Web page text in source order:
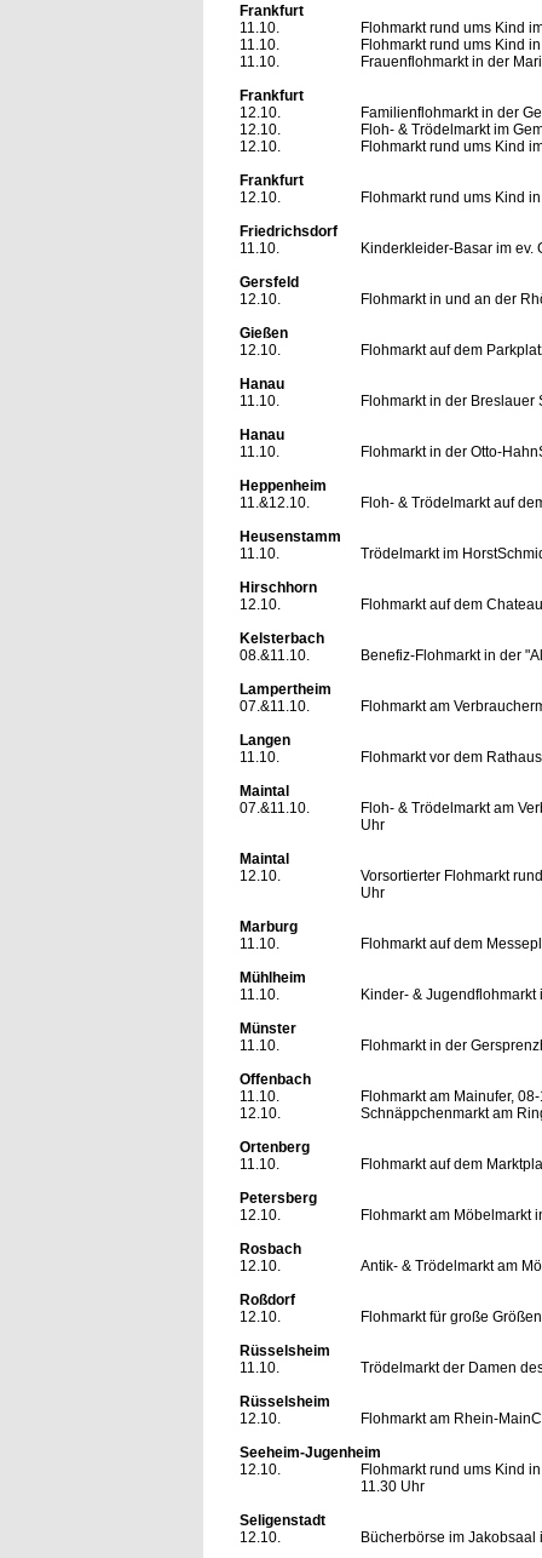
Frankfurt
11.10.
Flohmarkt rund ums Kind
11.10.
Flohmarkt rund ums Kind
11.10.
Frauenflohmarkt in der
Frankfurt
12.10.
Familienflohmarkt in der
12.10.
Floh- & Trödelmarkt im
12.10.
Flohmarkt rund ums Kind
Frankfurt
12.10.
Flohmarkt rund ums Kind
Friedrichsdorf
11.10.
Kinderkleider-Basar im ev.
Gersfeld
12.10.
Flohmarkt in und an der
Gießen
12.10.
Flohmarkt auf dem
Hanau
11.10.
Flohmarkt in der Breslauer
Hanau
11.10.
Flohmarkt in der Otto-
Heppenheim
11.&12.10.
Floh- & Trödelmarkt auf
Heusenstamm
11.10.
Trödelmarkt im
Hirschhorn
12.10.
Flohmarkt auf dem
Kelsterbach
08.&11.10.
Benefiz-Flohmarkt in der
Lampertheim
07.&11.10.
Flohmarkt am
Langen
11.10.
Flohmarkt vor dem
Maintal
07.&11.10.
Floh- & Trödelmarkt am
Uhr
Maintal
12.10.
Vorsortierter Flohmarkt
Uhr
Marburg
11.10.
Flohmarkt auf dem
Mühlheim
11.10.
Kinder- &
Münster
11.10.
Flohmarkt in der
Offenbach
11.10.
Flohmarkt am Mainufer,
12.10.
Schnäppchenmarkt am
Ortenberg
11.10.
Flohmarkt auf dem
Petersberg
12.10.
Flohmarkt am Möbelmarkt
Rosbach
12.10.
Antik- & Trödelmarkt am
Roßdorf
12.10.
Flohmarkt für große
Rüsselsheim
11.10.
Trödelmarkt der Damen
Rüsselsheim
12.10.
Flohmarkt am Rhein-
Seeheim-Jugenheim
12.10.
Flohmarkt rund ums Kind
11.30 Uhr
Seligenstadt
12.10.
Bücherbörse im Jakobsaal